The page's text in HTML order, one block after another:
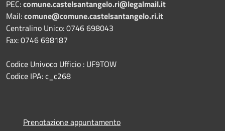
PEC:comune.castelsantangelo.ri@legalmail.it
Mail:comune@comune.castelsantangelo.ri.it
Centralino Unico: 0746 698043
Fax: 0746 698187
Codice Univoco Ufficio : UF9TOW
Codice IPA: c_c268
Prenotazione appuntamento